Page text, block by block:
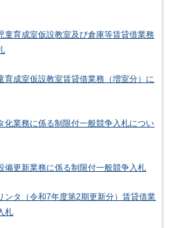
童育成室仮設教室及び倉庫等賃貸借業務
育成室仮設教室賃貸借業務（増室分）に
化業務に係る制限付一般競争入札につい
備更新業務に係る制限付一般競争入札
ンタ（令和7年度第2期更新分）賃貸借業
札